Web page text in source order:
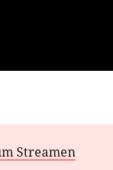
Streamen